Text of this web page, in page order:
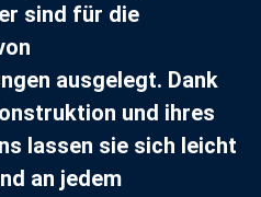
sind für die
ausgelegt. Dank
und ihres
lassen sie sich leicht
an jedem